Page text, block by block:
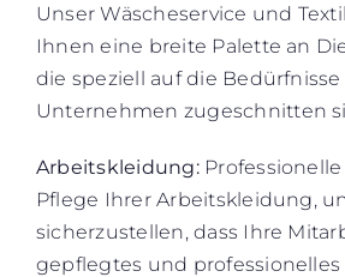
Unser Wäscheservice und
Ihnen eine breite Palette an
die speziell auf die Bedürfnisse
Unternehmen zugeschnitten
Arbeitskleidung:
Pflege Ihrer Arbeitskleidung,
sicherzustellen, dass Ihre
gepflegtes und professionelles